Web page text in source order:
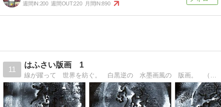
週間IN:200 週間OUT:220 月間IN:890
11
はふさい版画 1
線が躍って 世界を紡ぐ。 白黒逆の 水墨画風の 版画。 （１／ｆ） に ゆらいでいたら おなぐさみ。